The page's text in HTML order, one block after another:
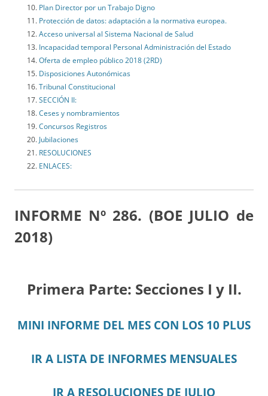
Plan Director por un Trabajo Digno
Protección de datos: adaptación a la normativa europea.
Acceso universal al Sistema Nacional de Salud
Incapacidad temporal Personal Administración del Estado
Oferta de empleo público 2018 (2RD)
Disposiciones Autonómicas
Tribunal Constitucional
SECCIÓN II:
Ceses y nombramientos
Concursos Registros
Jubilaciones
RESOLUCIONES
ENLACES:
INFORME Nº 286. (BOE JULIO de
2018)
Primera Parte: Secciones I y II.
MINI INFORME DEL MES CON LOS 10 PLUS
IR A LISTA DE INFORMES MENSUALES
IR A RESOLUCIONES DE JULIO